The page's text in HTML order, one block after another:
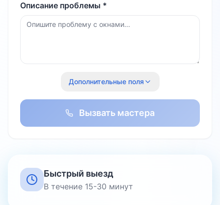
Описание проблемы *
Дополнительные поля
Вызвать мастера
Быстрый выезд
В течение 15-30 минут